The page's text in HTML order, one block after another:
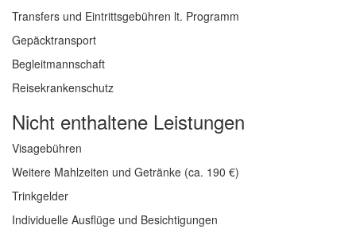
Transfers und Eintrittsgebühren lt. Programm
Gepäcktransport
Begleitmannschaft
Reisekrankenschutz
Nicht enthaltene Leistungen
Visagebühren
Weitere Mahlzeiten und Getränke (ca. 190 €)
Trinkgelder
Individuelle Ausflüge und Besichtigungen